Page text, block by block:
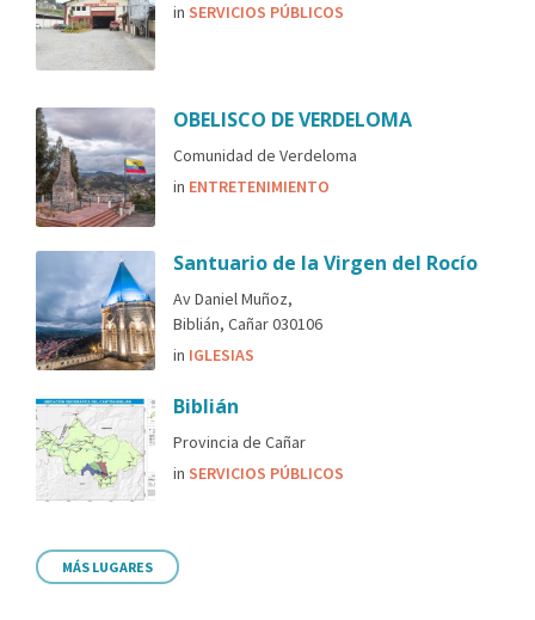
in SERVICIOS PÚBLICOS
OBELISCO DE VERDELOMA
Comunidad de Verdeloma
in ENTRETENIMIENTO
Santuario de la Virgen del Rocío
Av Daniel Muñoz,
Biblián, Cañar 030106
in IGLESIAS
Biblián
Provincia de Cañar
in SERVICIOS PÚBLICOS
MÁS LUGARES